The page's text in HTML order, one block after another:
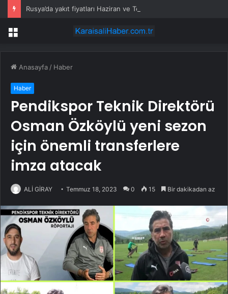
Menü
Anasayfa / Haber
Haber
Pendikspor Teknik Direktörü
Osman Özköylü yeni sezon
için önemli transferlere
imza atacak
ALİ GİRAY Temmuz 18, 2023 0 15 Bir dakikadan az